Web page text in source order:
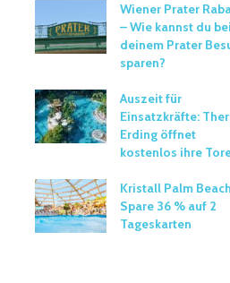
Wiener Prater
– Wie kannst du bei
deinem Prater
sparen?
Auszeit für
Einsatzkräfte:
Erding öffnet
kostenlos ihre
Kristall Palm
Spare 36 % auf 2
Tageskarten